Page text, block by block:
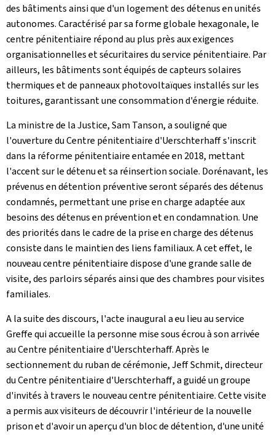
des bâtiments ainsi que d'un logement des détenus en unités
autonomes. Caractérisé par sa forme globale hexagonale, le
centre pénitentiaire répond au plus près aux exigences
organisationnelles et sécuritaires du service pénitentiaire. Par
ailleurs, les bâtiments sont équipés de capteurs solaires
thermiques et de panneaux photovoltaïques installés sur les
toitures, garantissant une consommation d'énergie réduite.
La ministre de la Justice, Sam Tanson, a souligné que
l'ouverture du Centre pénitentiaire d'Uerschterhaffs'inscrit
dans la réforme pénitentiaire entamée en 2018, mettant
l'accent sur le détenu et sa réinsertion sociale. Dorénavant, les
prévenus en détention préventive seront séparés des détenus
condamnés, permettant une prise en charge adaptée aux
besoins des détenus en prévention et en condamnation. Une
des priorités dans le cadre de la prise en charge des détenus
consiste dans le maintien des liens familiaux. A cet effet, le
nouveau centre pénitentiaire dispose d'une grande salle de
visite, des parloirs séparés ainsi que des chambres pour visites
familiales.
A la suite des discours, l'acte inaugural a eu lieu au service
Greffe qui accueille la personne mise sous écrou à son arrivée
au Centre pénitentiaire d'Uerschterhaff.Après le
sectionnement du ruban de cérémonie, Jeff Schmit, directeur
du Centre pénitentiaire d'Uerschterhaff, a guidé un groupe
d'invités à travers le nouveau centre pénitentiaire. Cette visite
a permis aux visiteurs de découvrir l'intérieur de la nouvelle
prison et d'avoir un aperçu d'un bloc de détention, d'une unité